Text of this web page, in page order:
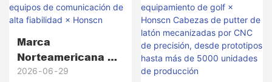
Marca
Norteamericana De
Equipos De
2026 06 29